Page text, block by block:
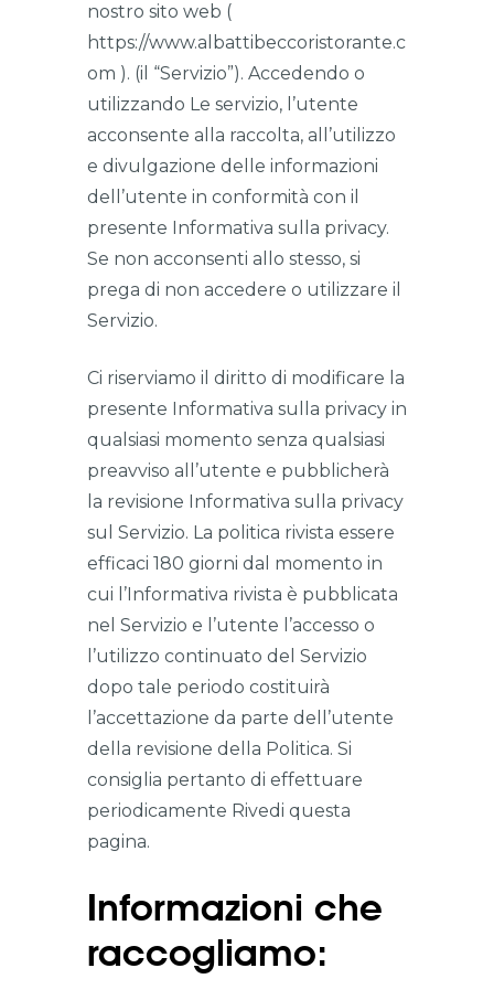
nostro sito web (
https://www.albattibeccoristorante.c
om ). (il “Servizio”). Accedendo o
utilizzando Le servizio, l’utente
acconsente alla raccolta, all’utilizzo
e divulgazione delle informazioni
dell’utente in conformità con il
presente Informativa sulla privacy.
Se non acconsenti allo stesso, si
prega di non accedere o utilizzare il
Servizio.
Ci riserviamo il diritto di modificare la
presente Informativa sulla privacy in
qualsiasi momento senza qualsiasi
preavviso all’utente e pubblicherà
la revisione Informativa sulla privacy
sul Servizio. La politica rivista essere
efficaci 180 giorni dal momento in
cui l’Informativa rivista è pubblicata
nel Servizio e l’utente l’accesso o
l’utilizzo continuato del Servizio
dopo tale periodo costituirà
l’accettazione da parte dell’utente
della revisione della Politica. Si
consiglia pertanto di effettuare
periodicamente Rivedi questa
pagina.
Informazioni che
raccogliamo: